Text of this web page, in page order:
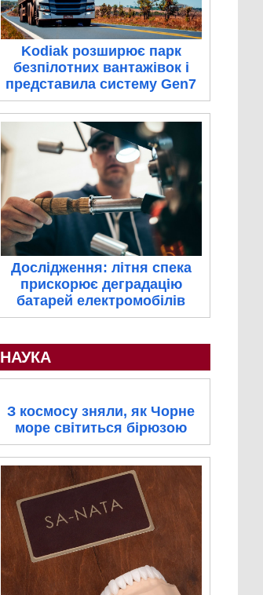
Kodiak розширює парк
безпілотних вантажівок і
представила систему Gen7
Дослідження: літня спека
прискорює деградацію
батарей електромобілів
НАУКА
З космосу зняли, як Чорне
море світиться бірюзою